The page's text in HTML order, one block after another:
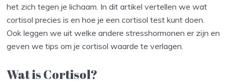
het zich tegen je lichaam. In dit artikel vertellen we wat
cortisol precies is en hoe je een cortisol test kunt doen.
Ook leggen we uit welke andere stresshormonen er zijn en
geven we tips om je cortisol waarde te verlagen.
Wat is Cortisol?